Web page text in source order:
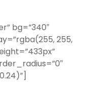
bg=”340″
255,